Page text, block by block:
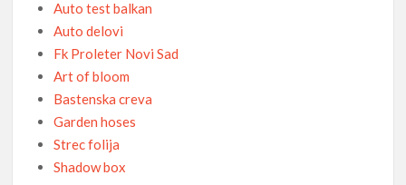
Auto test balkan
Auto delovi
Fk Proleter Novi Sad
Art of bloom
Bastenska creva
Garden hoses
Strec folija
Shadow box